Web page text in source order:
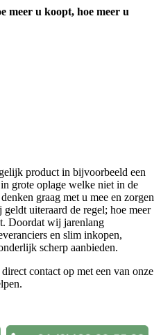
u koopt, hoe meer u
product in bijvoorbeeld een
grote oplage welke niet in de
graag met u mee en zorgen
uiteraard de regel; hoe meer
Doordat wij jarenlang
en slim inkopen,
scherp aanbieden.
contact op met een van onze